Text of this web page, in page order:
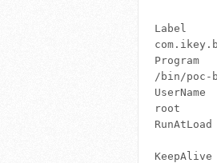
Label
Program
/bin/poc-
UserName
root
RunAtLoad
KeepAlive